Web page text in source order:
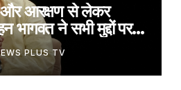
आरक्षण से लेकर
भागवत ने सभी मुद्दों पर
August 6,
pm
PLUS TV